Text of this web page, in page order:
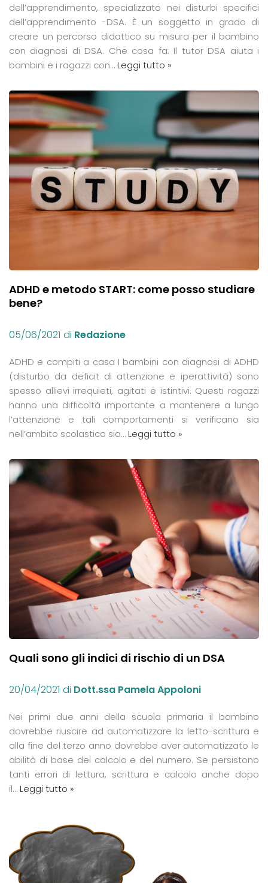
dell’apprendimento, specializzato nei disturbi specifici
dell’apprendimento -DSA. È un soggetto in grado di
creare un percorso didattico su misura per il bambino
con diagnosi di DSA. Che cosa fa: Il tutor DSA aiuta i
bambini e i ragazzi con…Leggi tutto »
ADHD e metodo START: come posso studiare
bene?
05/06/2021 di Redazione
ADHD e compiti a casa I bambini con diagnosi di ADHD
(disturbo da deficit di attenzione e iperattività) sono
spesso allievi irrequieti, agitati e istintivi. Questi ragazzi
hanno una difficoltà importante a mantenere a lungo
l’attenzione e tali comportamenti si verificano sia
nell’ambito scolastico sia…Leggi tutto »
Quali sono gli indici di rischio di un DSA
20/04/2021 di Dott.ssa Pamela Appoloni
Nei primi due anni della scuola primaria il bambino
dovrebbe riuscire ad automatizzare la letto-scrittura e
alla fine del terzo anno dovrebbe aver automatizzato le
abilità di base del calcolo e del numero. Se persistono
tanti errori di lettura, scrittura e calcolo anche dopo
il…Leggi tutto »